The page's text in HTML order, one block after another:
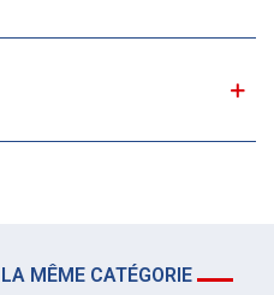
MÊME CATÉGORIE